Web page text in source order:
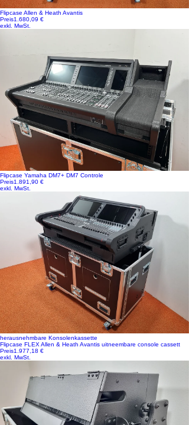
Flipcase Allen & Heath Avantis
Preis1.680,09 €
exkl. MwSt.
Flipcase Yamaha DM7+ DM7 Controle
Preis1.891,90 €
exkl. MwSt.
herausnehmbare Konsolenkassette
Flipcase FLEX Allen & Heath Avantis uitneembare console cassett
Preis1.977,18 €
exkl. MwSt.